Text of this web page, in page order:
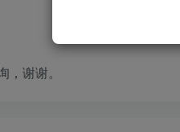
谢谢。